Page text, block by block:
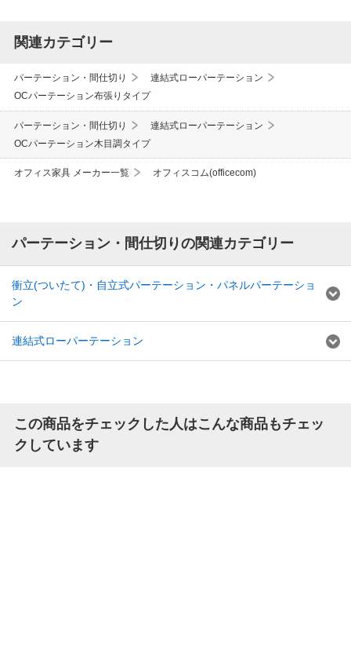
関連カテゴリー
パーテーション・間仕切り
連結式ローパーテーション
OCパーテーション布張りタイプ
パーテーション・間仕切り
連結式ローパーテーション
OCパーテーション木目調タイプ
オフィス家具 メーカー一覧 オフィスコム(officecom)
パーテーション・間仕切りの関連カテゴリー
衝立(ついたて)・自立式パーテーション・パネルパーテーショ
ン
連結式ローパーテーション
この商品をチェックした人はこんな商品もチェッ
クしています